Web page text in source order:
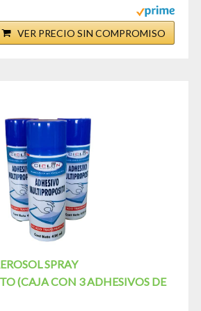
VER PRECIO SIN COMPROMISO
SPRAY
(CAJA CON 3 ADHESIVOS DE